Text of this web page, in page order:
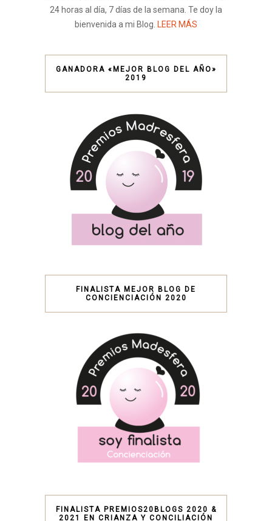
24 horas al día, 7 días de la semana. Te doy la
bienvenida a mi Blog. LEER MÁS
GANADORA «MEJOR BLOG DEL AÑO»
2019
FINALISTA MEJOR BLOG DE
CONCIENCIACIÓN 2020
FINALISTA PREMIOS20BLOGS 2020 &
2021 EN CRIANZA Y CONCILIACIÓN